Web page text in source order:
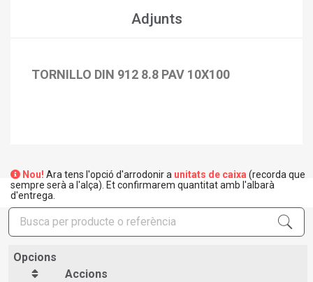
Adjunts
TORNILLO DIN 912 8.8 PAV 10X100
Nou! Ara tens l'opció d'arrodonir a unitats de caixa (recorda que
sempre serà a l'alça). Et confirmarem quantitat amb l'albarà
d'entrega.
Opcions
Accions